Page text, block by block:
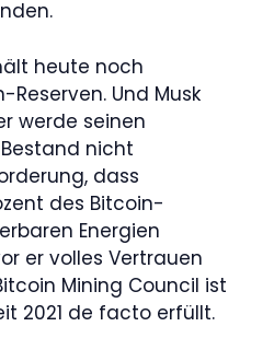
heute noch
Und Musk
werde seinen
nicht
dass
des Bitcoin-
Energien
er volles Vertrauen
Mining Council ist
2021 de facto erfüllt.